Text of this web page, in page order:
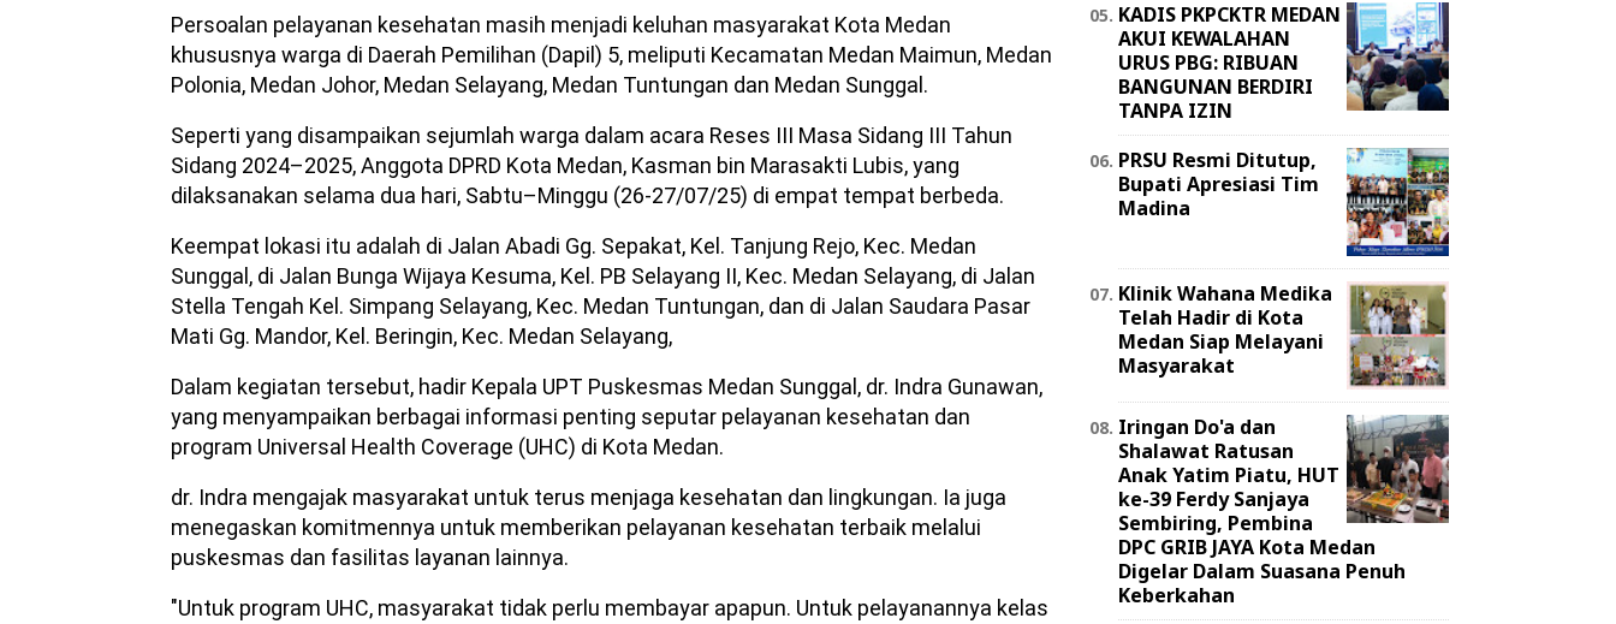
Persoalan pelayanan kesehatan masih menjadi keluhan masyarakat Kota Medan
khususnya warga di Daerah Pemilihan (Dapil) 5, meliputi Kecamatan Medan Maimun, Medan
Polonia, Medan Johor, Medan Selayang, Medan Tuntungan dan Medan Sunggal.
Seperti yang disampaikan sejumlah warga dalam acara Reses III Masa Sidang III Tahun
Sidang 2024–2025, Anggota DPRD Kota Medan, Kasman bin Marasakti Lubis, yang
dilaksanakan selama dua hari, Sabtu–Minggu (26-27/07/25) di empat tempat berbeda.
Keempat lokasi itu adalah di Jalan Abadi Gg. Sepakat, Kel. Tanjung Rejo, Kec. Medan
Sunggal, di Jalan Bunga Wijaya Kesuma, Kel. PB Selayang II, Kec. Medan Selayang, di Jalan
Stella Tengah Kel. Simpang Selayang, Kec. Medan Tuntungan, dan di Jalan Saudara Pasar
Mati Gg. Mandor, Kel. Beringin, Kec. Medan Selayang,
Dalam kegiatan tersebut, hadir Kepala UPT Puskesmas Medan Sunggal, dr. Indra Gunawan,
yang menyampaikan berbagai informasi penting seputar pelayanan kesehatan dan
program Universal Health Coverage (UHC) di Kota Medan.
dr. Indra mengajak masyarakat untuk terus menjaga kesehatan dan lingkungan. Ia juga
menegaskan komitmennya untuk memberikan pelayanan kesehatan terbaik melalui
puskesmas dan fasilitas layanan lainnya.
"Untuk program UHC, masyarakat tidak perlu membayar apapun. Untuk pelayanannya kelas
KADIS PKPCKTR MEDAN
AKUI KEWALAHAN
URUS PBG: RIBUAN
BANGUNAN BERDIRI
TANPA IZIN
PRSU Resmi Ditutup,
Bupati Apresiasi Tim
Madina
Klinik Wahana Medika
Telah Hadir di Kota
Medan Siap Melayani
Masyarakat
Iringan Do'a dan
Shalawat Ratusan
Anak Yatim Piatu, HUT
ke-39 Ferdy Sanjaya
Sembiring, Pembina
DPC GRIB JAYA Kota Medan
Digelar Dalam Suasana Penuh
Keberkahan